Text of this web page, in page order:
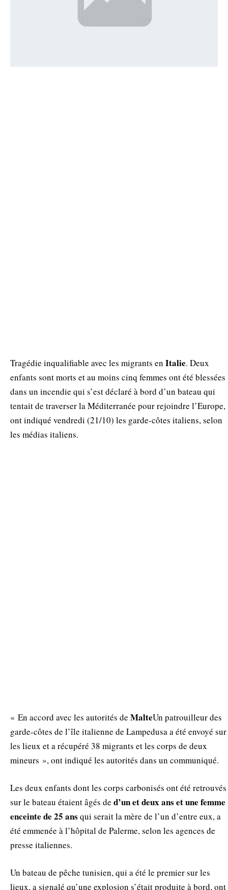
Tragédie inqualifiable avec les migrants en Italie. Deux
enfants sont morts et au moins cinq femmes ont été blessées
dans un incendie qui s’est déclaré à bord d’un bateau qui
tentait de traverser la Méditerranée pour rejoindre l’Europe,
ont indiqué vendredi (21/10) les garde-côtes italiens, selon
les médias italiens.
« En accord avec les autorités de MalteUn patrouilleur des
garde-côtes de l’île italienne de Lampedusa a été envoyé sur
les lieux et a récupéré 38 migrants et les corps de deux
mineurs », ont indiqué les autorités dans un communiqué.
Les deux enfants dont les corps carbonisés ont été retrouvés
sur le bateau étaient âgés de d’un et deux ans et une femme
enceinte de 25 ans qui serait la mère de l’un d’entre eux, a
été emmenée à l’hôpital de Palerme, selon les agences de
presse italiennes.
Un bateau de pêche tunisien, qui a été le premier sur les
lieux, a signalé qu’une explosion s’était produite à bord, ont